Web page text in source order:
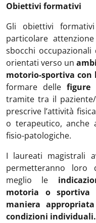
Obiettivi formativi
Gli obiettivi
particolare
sbocchi
orientati verso un
motorio-sportiva con
formare delle figure
tramite tra il
prescrive l’attività
o terapeutico, anche
fisio-patologiche.
I laureati magistrali
permetteranno loro
meglio le
motoria o
maniera
condizioni individuali.